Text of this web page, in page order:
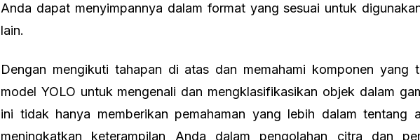
Anda dapat menyimpannya dalam format yang sesuai untuk
lain.
Dengan mengikuti tahapan di atas dan memahami komponen yang
model YOLO untuk mengenali dan mengklasifikasikan objek dalam
ini tidak hanya memberikan pemahaman yang lebih dalam tentang
meningkatkan keterampilan Anda dalam pengolahan citra dan